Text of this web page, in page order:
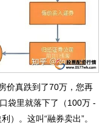
价真跌到了70万，您再
袋里就落下了（100万 -
）。这叫“融券卖出”。